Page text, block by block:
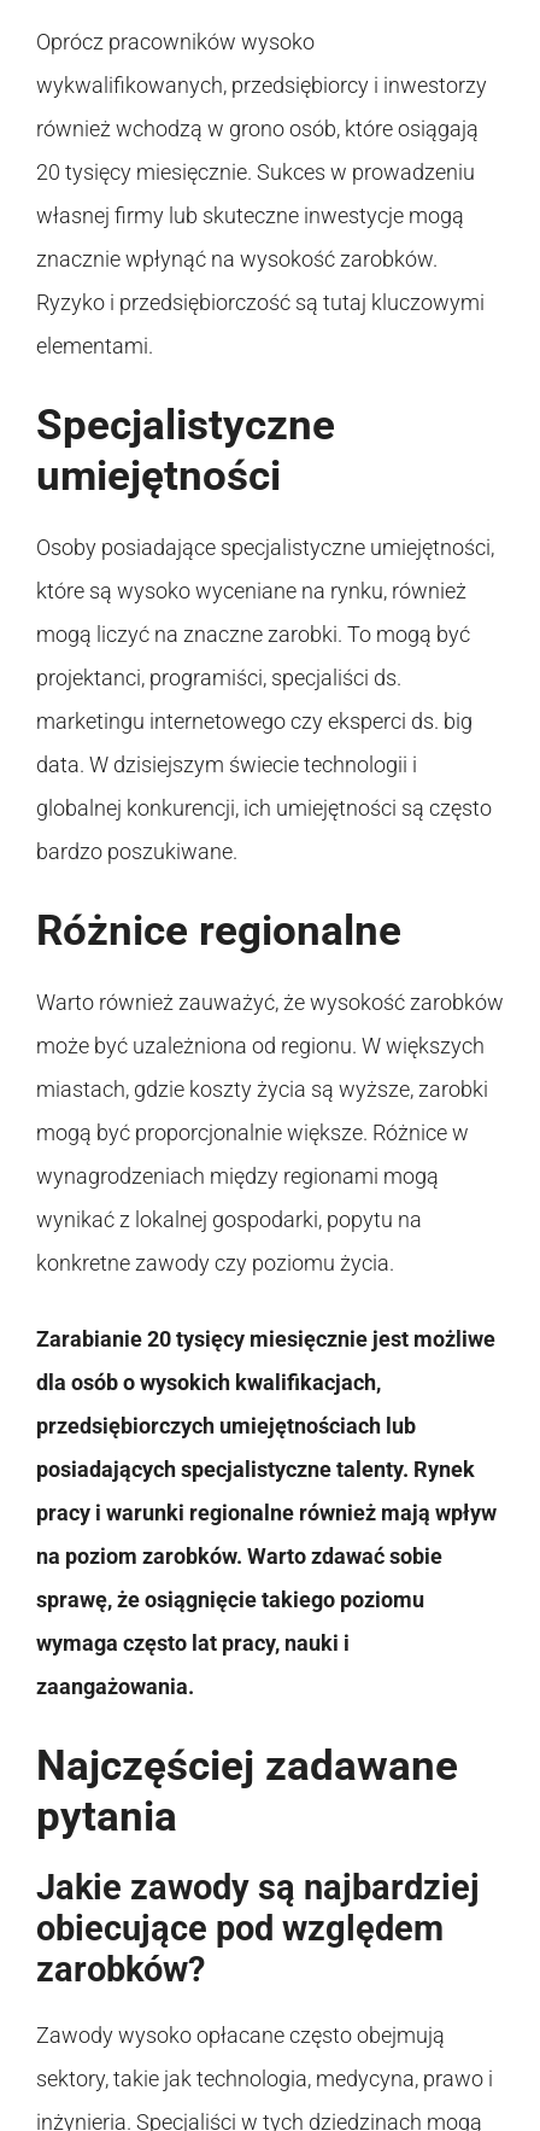
Oprócz pracowników wysoko
wykwalifikowanych, przedsiębiorcy i inwestorzy
również wchodzą w grono osób, które osiągają
20 tysięcy miesięcznie. Sukces w prowadzeniu
własnej firmy lub skuteczne inwestycje mogą
znacznie wpłynąć na wysokość zarobków.
Ryzyko i przedsiębiorczość są tutaj kluczowymi
elementami.
Specjalistyczne
umiejętności
Osoby posiadające specjalistyczne umiejętności,
które są wysoko wyceniane na rynku, również
mogą liczyć na znaczne zarobki. To mogą być
projektanci, programiści, specjaliści ds.
marketingu internetowego czy eksperci ds. big
data. W dzisiejszym świecie technologii i
globalnej konkurencji, ich umiejętności są często
bardzo poszukiwane.
Różnice regionalne
Warto również zauważyć, że wysokość zarobków
może być uzależniona od regionu. W większych
miastach, gdzie koszty życia są wyższe, zarobki
mogą być proporcjonalnie większe. Różnice w
wynagrodzeniach między regionami mogą
wynikać z lokalnej gospodarki, popytu na
konkretne zawody czy poziomu życia.
Zarabianie 20 tysięcy miesięcznie jest możliwe
dla osób o wysokich kwalifikacjach,
przedsiębiorczych umiejętnościach lub
posiadających specjalistyczne talenty. Rynek
pracy i warunki regionalne również mają wpływ
na poziom zarobków. Warto zdawać sobie
sprawę, że osiągnięcie takiego poziomu
wymaga często lat pracy, nauki i
zaangażowania.
Najczęściej zadawane
pytania
Jakie zawody są najbardziej
obiecujące pod względem
zarobków?
Zawody wysoko opłacane często obejmują
sektory, takie jak technologia, medycyna, prawo i
inżynieria. Specjaliści w tych dziedzinach mogą